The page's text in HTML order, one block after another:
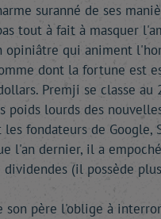
suranné de ses
tout à fait à masquer
qui animent
dont la fortune est
Premji se classe au
poids lourds des
fondateurs de Google,
l'an dernier, il a
(il possède
son père l'oblige à